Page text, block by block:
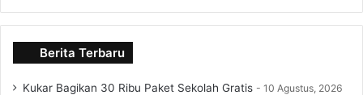
Berita Terbaru
Kukar Bagikan 30 Ribu Paket Sekolah Gratis 10 Agustus, 2026